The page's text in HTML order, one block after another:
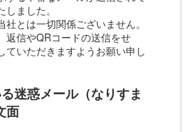
ました。
社とは一切関係ございません。
返信やQRコードの送信をせ
ていただきますようお願い申し
迷惑メール（なりすま
面